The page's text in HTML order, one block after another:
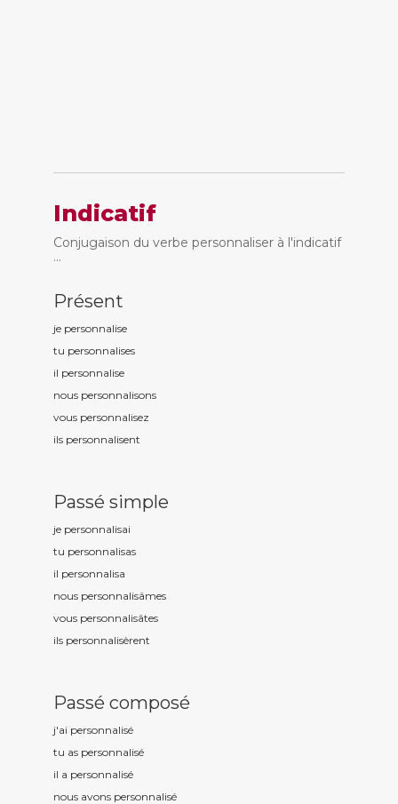
Indicatif
Conjugaison du verbe personnaliser à l'indicatif
...
Présent
je personnalise
tu personnalises
il personnalise
nous personnalisons
vous personnalisez
ils personnalisent
Passé simple
je personnalisai
tu personnalisas
il personnalisa
nous personnalisâmes
vous personnalisâtes
ils personnalisèrent
Passé composé
j'ai personnalisé
tu as personnalisé
il a personnalisé
nous avons personnalisé